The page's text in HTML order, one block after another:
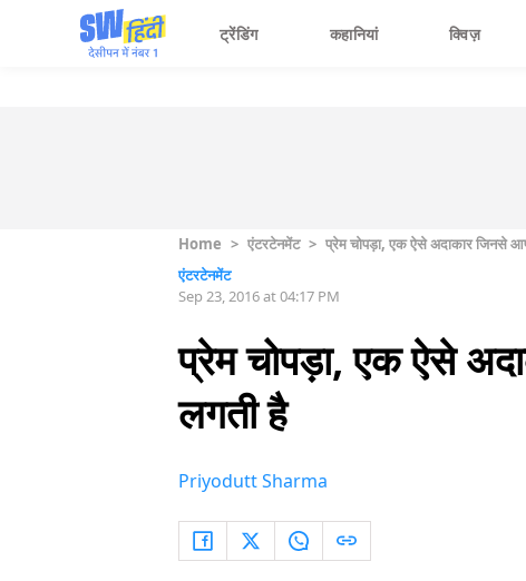
ट्रेंडिंग कहानियां क्विज़
Home > एंटरटेनमेंट > प्रेम चोपड़ा, एक ऐसे अदाकार जिनसे
एंटरटेनमेंट
Sep 23, 2016 at 04:17 PM
प्रेम चोपड़ा, एक ऐसे
लगती है
Priyodutt Sharma